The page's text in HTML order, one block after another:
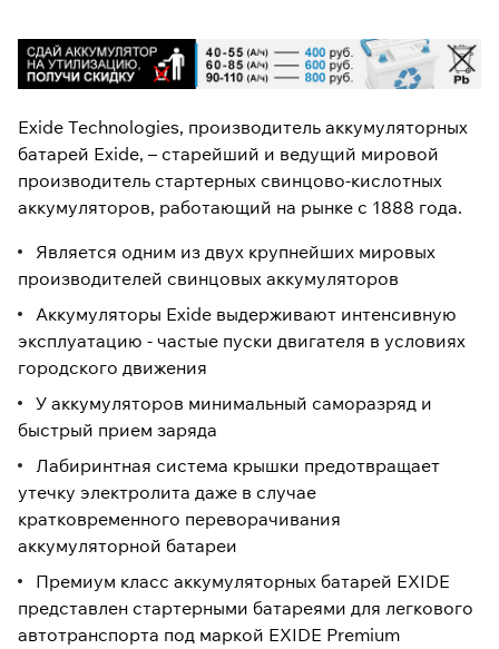
Exide Technologies, производитель аккумуляторных
батарей Exide, – старейший и ведущий мировой
производитель стартерных свинцово-кислотных
аккумуляторов, работающий на рынке с 1888 года.
Является одним из двух крупнейших мировых
производителей свинцовых аккумуляторов
Аккумуляторы Exide выдерживают интенсивную
эксплуатацию - частые пуски двигателя в условиях
городского движения
У аккумуляторов минимальный саморазряд и
быстрый прием заряда
Лабиринтная система крышки предотвращает
утечку электролита даже в случае
кратковременного переворачивания
аккумуляторной батареи
Премиум класс аккумуляторных батарей EXIDE
представлен стартерными батареями для легкового
автотранспорта под маркой EXIDE Premium